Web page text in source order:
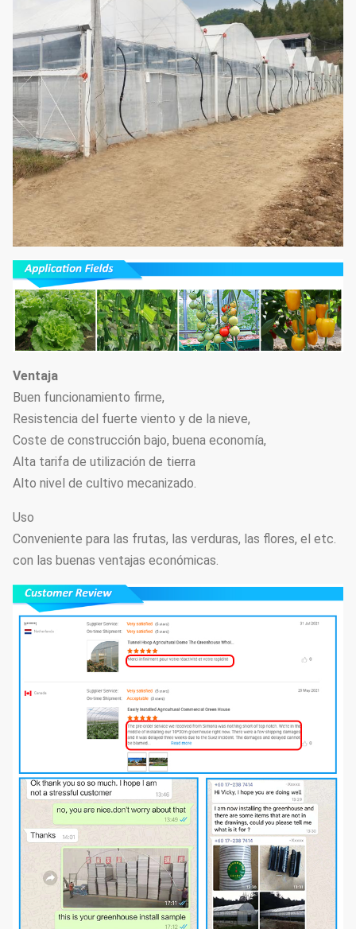
calefacción
eléctrica
8
Sistema de
ventilación
Ventanas
laterales y
ventiladores
Opcional
9
Sistema de la
irrigación por
goteo
Puede ser
modificado para
requisitos
particulares
según la
longitud y la
anchura del
invernadero
Opcional
10
sistema de la
Micro-regadera
Puede ser
modificado para
según la
longitud y la
anchura del
invernadero
11 Complete la luz
invernadero
ligero auto del
privación
Cama del
almácigo
movible
reutilizado,
ninguna
añadir los
alimentos,
conveniente y
asequible.
Exteral&internal
que sombrea el
El estante de
engranaje
conduce el
Opcional
Ventaja
Buen funcionamiento firme,
Resistencia del fuerte viento y de la nieve,
Coste de construcción bajo, buena economía,
Alta tarifa de utilización de tierra
Alto nivel de cultivo mecanizado.
Uso
Conveniente para las frutas, las verduras, las flores, el etc.
con las buenas ventajas económicas.